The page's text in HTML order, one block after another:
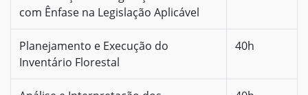
com Ênfase na Legislação Aplicável
Planejamento e Execução do
Inventário Florestal
40h